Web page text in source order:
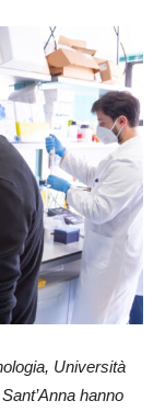
Università
hanno